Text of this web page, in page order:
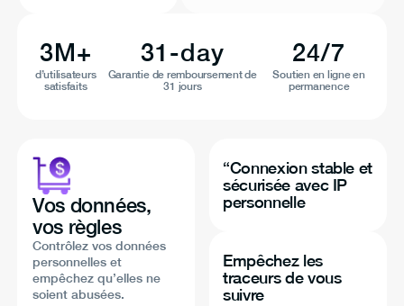
3M+
d’utilisateurs
satisfaits
31-day
Garantie de remboursement de
31 jours
24/7
Soutien en ligne en
permanence
Vos données,
vos règles
Contrôlez vos données
personnelles et
empêchez qu’elles ne
soient abusées.
“Connexion stable et
sécurisée avec IP
personnelle
Empêchez les
traceurs de vous
suivre